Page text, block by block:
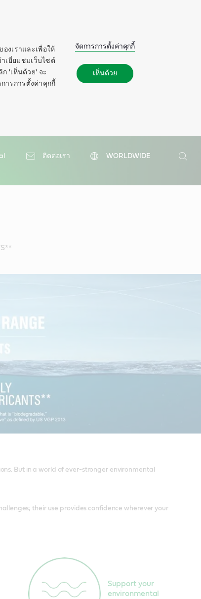
งเราและเพื่อให้
เยี่ยมชมเว็บไซต์
'เห็นด้วย' จะ
ารการตั้งค่าคุกกี้
จัดการการตั้งค่าคุกกี้
เห็นด้วย
ติดต่อเรา
WORLDWIDE
ค้นหา
But in a world of ever-stronger environmental
their use provides confidence wherever your
Support your
environmental